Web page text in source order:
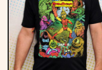
desejos